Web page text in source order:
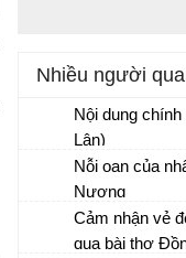
Nhiều người
Nội dung
Lân)
Nỗi oan của
Nương
Nỗi oan khuất
trong Chuyện
Cảm nhận vẻ
qua bài thơ